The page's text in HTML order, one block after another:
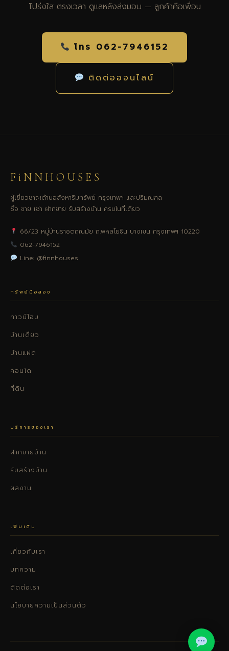
โปร่งใส ตรงเวลา ดูแลหลังส่งมอบ — ลูกค้าคือเพื่อน
โทร 062-7946152
ติดต่อออนไลน์
FiNNHOUSES
ผู้เชี่ยวชาญด้านอสังหาริมทรัพย์ กรุงเทพฯ และปริมณฑล
ซื้อ ขาย เช่า ฝากขาย รับสร้างบ้าน ครบในที่เดียว
66/23 หมู่บ้านราชตฤณมัย ถ.พหลโยธิน บางเขน กรุงเทพฯ 10220
062-7946152
Line: @finnhouses
ทรัพย์มือสอง
ทาวน์โฮม
บ้านเดี่ยว
บ้านแฝด
คอนโด
ที่ดิน
บริการของเรา
ฝากขายบ้าน
รับสร้างบ้าน
ผลงาน
เพิ่มเติม
เกี่ยวกับเรา
บทความ
ติดต่อเรา
นโยบายความเป็นส่วนตัว